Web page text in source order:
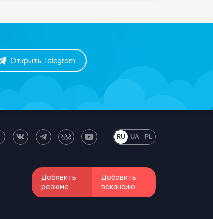
Открыть Telegram
RU UA PL
Добавить
резюме
Добавить
вакансию